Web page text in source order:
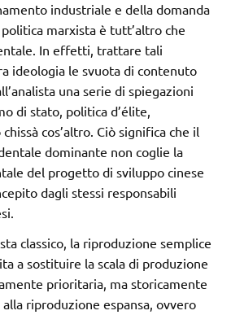
industriale e della domanda
politica marxista è tutt’altro che
In effetti, trattare tali
ideologia le svuota di contenuto
una serie di spiegazioni
di stato, politica d’élite,
cos’altro. Ciò significa che il
dominante non coglie la
del progetto di sviluppo cinese
dagli stessi responsabili
classico, la riproduzione semplice
a sostituire la scala di produzione
prioritaria, ma storicamente
riproduzione espansa, ovvero